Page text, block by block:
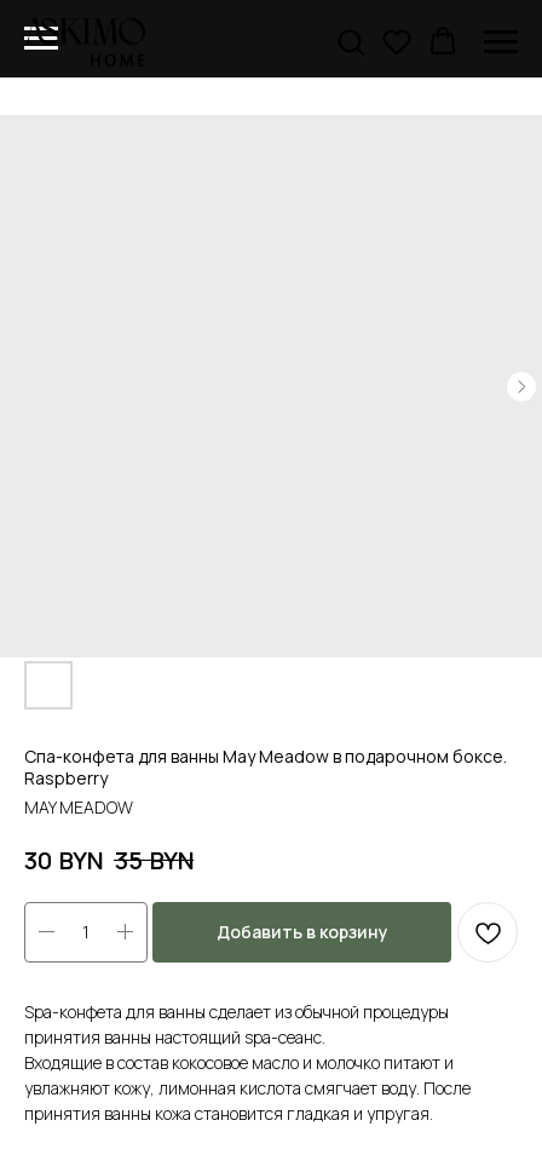
Спа-конфета для ванны May Meadow в подарочном боксе.
Raspberry
MAY MEADOW
30 BYN 35 BYN
Добавить в корзину
Spa-конфета для ванны сделает из обычной процедуры
принятия ванны настоящий spa-сеанс.
Входящие в состав кокосовое масло и молочко питают и
увлажняют кожу, лимонная кислота смягчает воду. После
принятия ванны кожа становится гладкая и упругая.